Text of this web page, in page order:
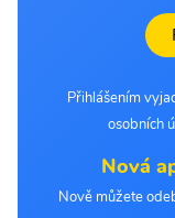
Přihlášením
osobních
Nová
Nově můžete